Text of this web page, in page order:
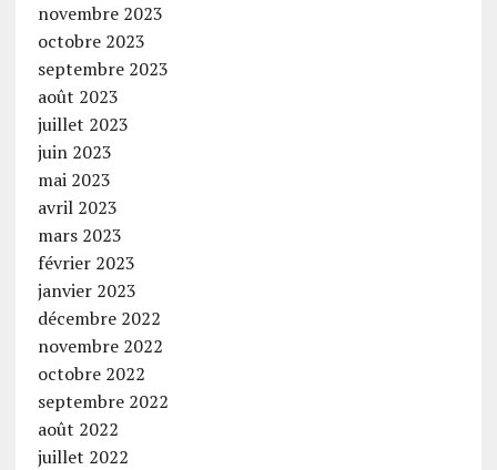
novembre 2023
octobre 2023
septembre 2023
août 2023
juillet 2023
juin 2023
mai 2023
avril 2023
mars 2023
février 2023
janvier 2023
décembre 2022
novembre 2022
octobre 2022
septembre 2022
août 2022
juillet 2022